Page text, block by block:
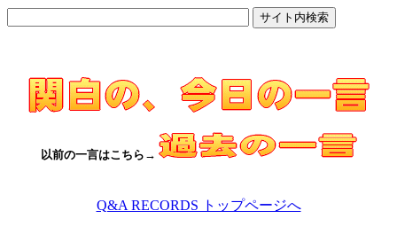
以前の一言はこちら→
Q&A RECORDS トップページへ